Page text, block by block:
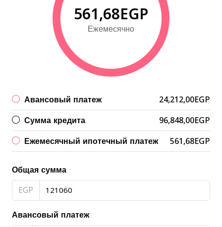
561,68EGP
Ежемесячно
Авансовый платеж
24,212,00EGP
Сумма кредита
96,848,00EGP
Ежемесячный ипотечный платеж
561,68EGP
Общая сумма
EGP
Авансовый платеж